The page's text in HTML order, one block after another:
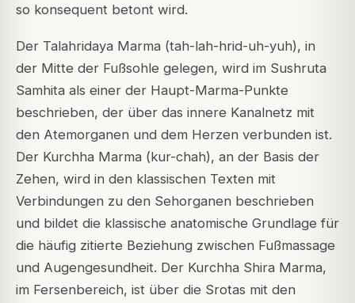
so konsequent betont wird.
Der Talahridaya Marma (tah-lah-hrid-uh-yuh), in
der Mitte der Fußsohle gelegen, wird im Sushruta
Samhita als einer der Haupt-Marma-Punkte
beschrieben, der über das innere Kanalnetz mit
den Atemorganen und dem Herzen verbunden ist.
Der Kurchha Marma (kur-chah), an der Basis der
Zehen, wird in den klassischen Texten mit
Verbindungen zu den Sehorganen beschrieben
und bildet die klassische anatomische Grundlage für
die häufig zitierte Beziehung zwischen Fußmassage
und Augengesundheit. Der Kurchha Shira Marma,
im Fersenbereich, ist über die Srotas mit den